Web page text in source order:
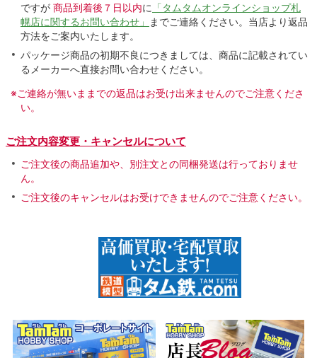
ですが 商品到着後７日以内に 「タムタムオンラインショップ札
幌店に関するお問い合わせ」
までご連絡ください。当店より返品
方法をご案内いたします。
パッケージ商品の初期不良につきましては、商品に記載されてい
るメーカーへ直接お問い合わせください。
※ご連絡が無いままでの返品はお受け出来ませんのでご注意くださ
い。
ご注文内容変更・キャンセルについて
ご注文後の商品追加や、別注文との同梱発送は行っておりませ
ん。
ご注文後のキャンセルはお受けできませんのでご注意ください。